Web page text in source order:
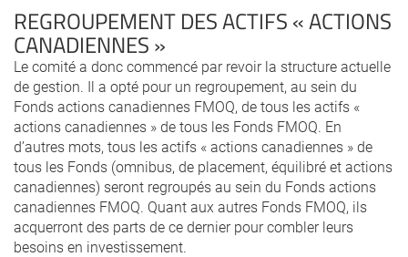
REGROUPEMENT DES ACTIFS « ACTIONS
CANADIENNES »
Le comité a donc commencé par revoir la structure actuelle
de gestion. Il a opté pour un regroupement, au sein du
Fonds actions canadiennes FMOQ, de tous les actifs «
actions canadiennes » de tous les Fonds FMOQ. En
d’autres mots, tous les actifs « actions canadiennes » de
tous les Fonds (omnibus, de placement, équilibré et actions
canadiennes) seront regroupés au sein du Fonds actions
canadiennes FMOQ. Quant aux autres Fonds FMOQ, ils
acquerront des parts de ce dernier pour combler leurs
besoins en investissement.